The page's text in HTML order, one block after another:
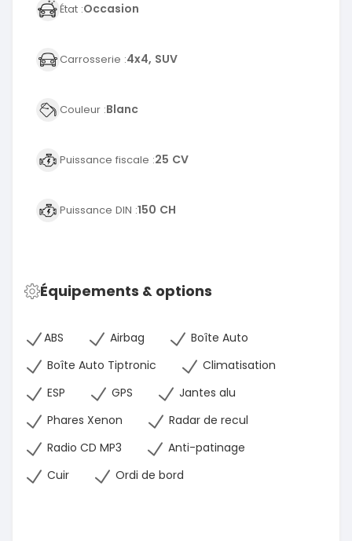
État :Occasion
Carrosserie :4x4, SUV
Couleur :Blanc
Puissance fiscale :25 CV
Puissance DIN :150 CH
Équipements & options
ABS Airbag
Boîte Auto
Boîte Auto Tiptronic
Climatisation
ESP
GPS
Jantes alu
Phares Xenon
Radar de recul
Radio CD MP3
Anti-patinage
Cuir
Ordi de bord